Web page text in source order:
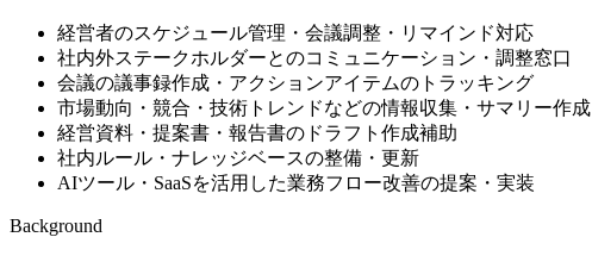
経営者のスケジュール管理・会議調整・リマインド対応
社内外ステークホルダーとのコミュニケーション・調整窓口
会議の議事録作成・アクションアイテムのトラッキング
市場動向・競合・技術トレンドなどの情報収集・サマリー作成
経営資料・提案書・報告書のドラフト作成補助
社内ルール・ナレッジベースの整備・更新
AIツール・SaaSを活用した業務フロー改善の提案・実装
Background